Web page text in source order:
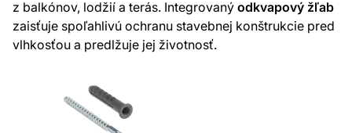
z balkónov, lodžií a terás. Integrovaný odkvapový žľab
zaisťuje spoľahlivú ochranu stavebnej konštrukcie pred
vlhkosťou a predlžuje jej životnosť.